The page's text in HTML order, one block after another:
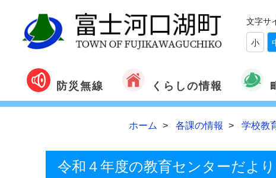
文字サ
小
防災無線 くらしの情報
ホーム 各課の情報 学校教
令和４年度の教育センターだより